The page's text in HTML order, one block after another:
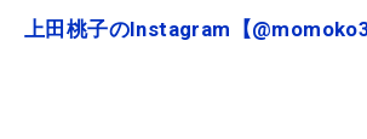
上田桃子のInstagram【